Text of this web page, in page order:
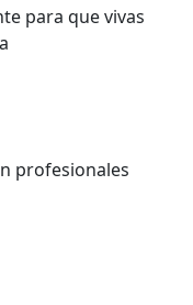
para que vivas
profesionales